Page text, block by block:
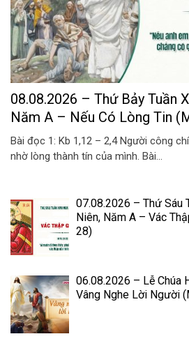
08.08.2026 – Thứ Bảy Tuần
Năm A – Nếu Có Lòng Tin
Bài đọc 1: Kb 1,12 – 2,4 Người công
nhờ lòng thành tín của mình. Bài...
07.08.2026 – Thứ Sáu
Niên, Năm A – Vác
28)
06.08.2026 – Lễ Chúa
Vâng Nghe Lời Người